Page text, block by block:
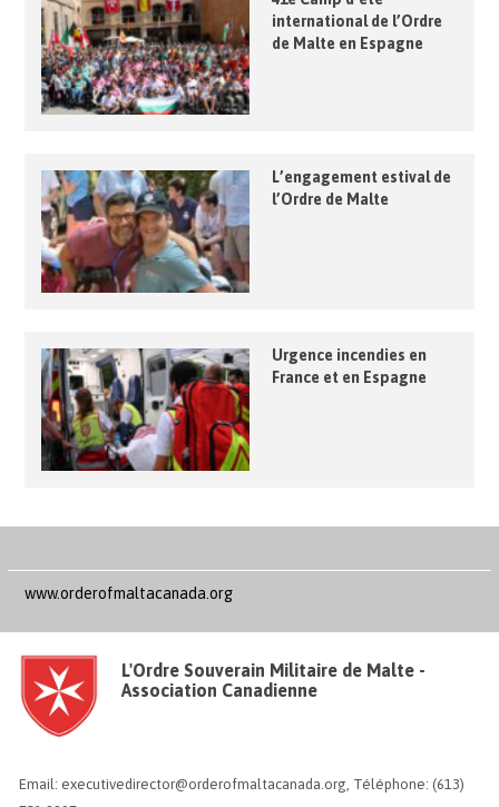
international de l’Ordre
de Malte en Espagne
L’engagement estival de
l’Ordre de Malte
Urgence incendies en
France et en Espagne
www.orderofmaltacanada.org
L'Ordre Souverain Militaire de Malte -
Association Canadienne
Email: executivedirector@orderofmaltacanada.org, Téléphone: (613)